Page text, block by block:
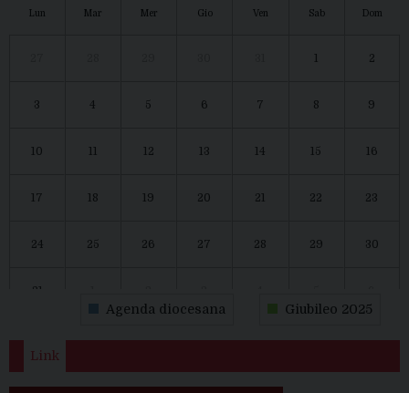
Lun Mar Mer Gio Ven Sab Dom
2
3 4 5 6 7 8 9
10 12 13 14 15 16
17 18 19 20 21 22 23
24 25 26 27 28 29 30
31
Agenda diocesana Giubileo 2025
Link